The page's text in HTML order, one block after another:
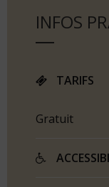
INFOS
TARIFS
Gratuit